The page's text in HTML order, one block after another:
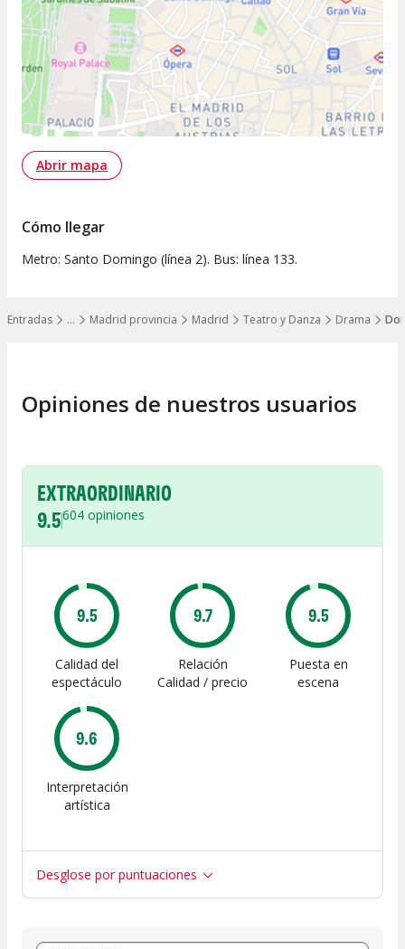
…
Mostrar todos los niveles
Entradas Madrid provincia Madrid Teatro y Danza Drama
Abrir mapa
Cómo llegar
Metro: Santo Domingo (línea 2). Bus: línea 133.
Opiniones de nuestros usuarios
EXTRAORDINARIO
9.5604 opiniones
9.5
Calidad del
espectáculo
9.7
Relación
Calidad / precio
9.5
Puesta en
escena
9.6
Interpretación
artística
Desglose por puntuaciones
Entre 8 y 10 (582)